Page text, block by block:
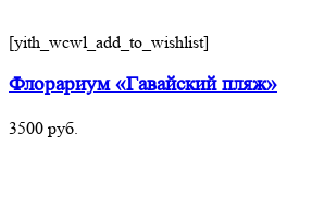
[yith_wcwl_add_to_wishlist]
Флорариум «Гавайский пляж»
3500 руб.